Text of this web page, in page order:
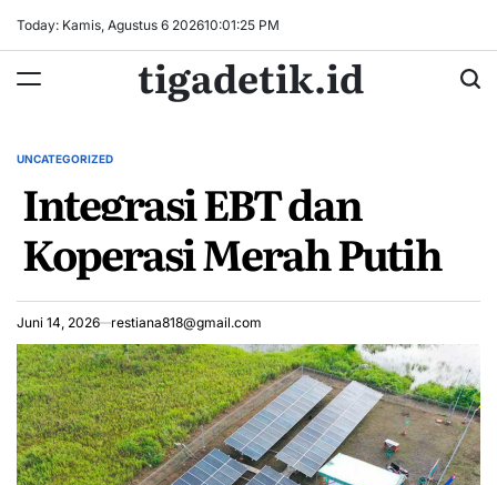
Today: Kamis, Agustus 6 202610:01:25 PM
tigadetik.id
POSTED
UNCATEGORIZED
Integrasi EBT dan
Koperasi Merah Putih
Juni 14, 2026 restiana818@gmail.com